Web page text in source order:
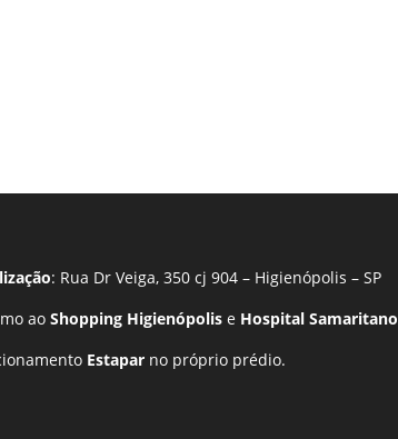
: Rua Dr Veiga, 350 cj 904 – Higienópolis – SP
aoShopping Higienópolis e Hospital Samaritano
Estapar no próprio prédio.